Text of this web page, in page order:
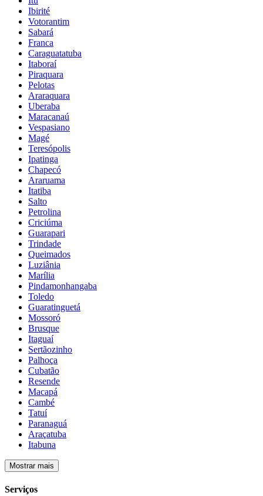
Ibirité
Votorantim
Sabará
Franca
Caraguatatuba
Itaboraí
Piraquara
Pelotas
Araraquara
Uberaba
Maracanaú
Vespasiano
Magé
Teresópolis
Ipatinga
Chapecó
Araruama
Itatiba
Salto
Petrolina
Criciúma
Guarapari
Trindade
Queimados
Luziânia
Marília
Pindamonhangaba
Toledo
Guaratinguetá
Mossoró
Brusque
Itaguaí
Sertãozinho
Palhoça
Cubatão
Resende
Macapá
Cambé
Tatuí
Paranaguá
Araçatuba
Itabuna
Mostrar mais
Serviços